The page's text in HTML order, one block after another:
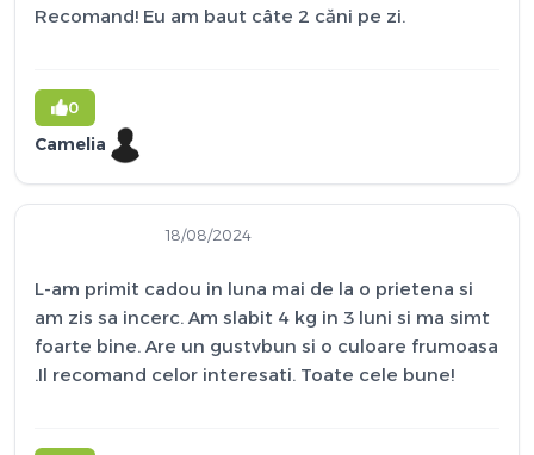
Recomand! Eu am baut câte 2 căni pe zi.
0
Camelia
18/08/2024
L-am primit cadou in luna mai de la o prietena si
am zis sa incerc. Am slabit 4 kg in 3 luni si ma simt
foarte bine. Are un gustvbun si o culoare frumoasa
.Il recomand celor interesati. Toate cele bune!